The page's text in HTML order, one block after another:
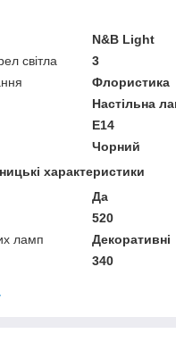
N&B Light
світла
3
Флористика
Настільна
E14
Чорний
характеристики
Да
520
ламп
Декоративні
340